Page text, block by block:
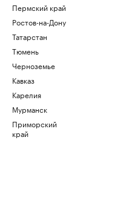
Пермский край
Ростов-на-Дону
Татарстан
Тюмень
Черноземье
Кавказ
Карелия
Мурманск
Приморский
край